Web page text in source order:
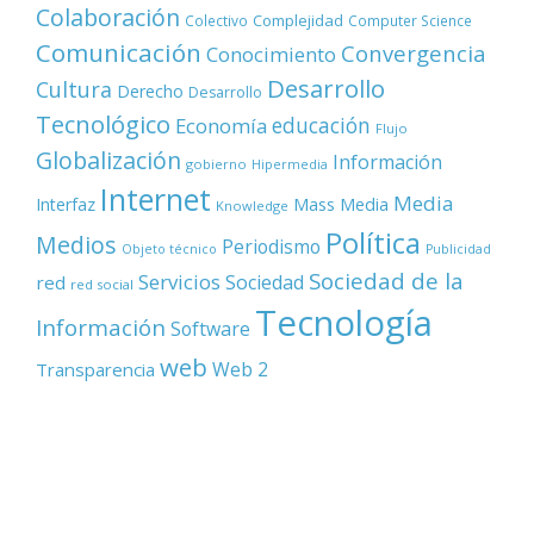
Colaboración Colectivo Complejidad Computer Science
Comunicación Conocimiento Convergencia
Cultura Derecho Desarrollo Desarrollo
Tecnológico Economía educación Flujo
Globalización gobierno Hipermedia Información
Interfaz Internet Knowledge Mass Media Media
Medios Objeto técnico Periodismo Política Publicidad
red red social Servicios Sociedad Sociedad de la
Información Software Tecnología
Transparencia web Web 2